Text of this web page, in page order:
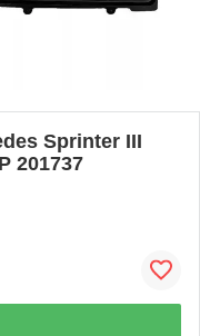
Sprinter III
201737